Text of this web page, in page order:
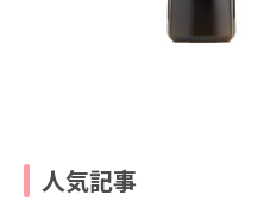
人気記事